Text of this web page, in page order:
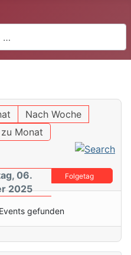
Nach Woche
Monat
06.
2025
Folgetag
gefunden